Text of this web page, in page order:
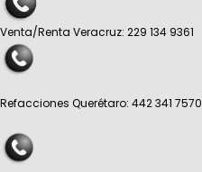
Venta/Renta Veracruz: 229 134 9361
Refacciones Querétaro: 442 341 7570